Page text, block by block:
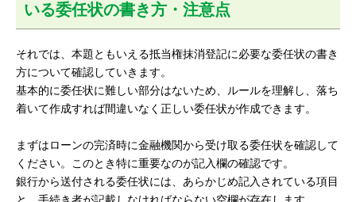
いる委任状の書き方・注意点
それでは、本題ともいえる抵当権抹消登記に必要な委任状の書き
方について確認していきます。
基本的に委任状に難しい部分はないため、ルールを理解し、落ち
着いて作成すれば間違いなく正しい委任状が作成できます。
まずはローンの完済時に金融機関から受け取る委任状を確認して
ください。このとき特に重要なのが記入欄の確認です。
銀行から送付される委任状には、あらかじめ記入されている項目